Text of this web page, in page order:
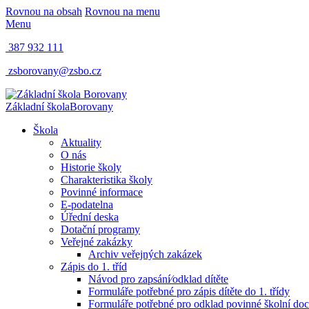
Rovnou na obsah Rovnou na menu
Menu
387 932 111
zsborovany@zsbo.cz
Základní školaBorovany
Škola
Aktuality
O nás
Historie školy
Charakteristika školy
Povinné informace
E-podatelna
Úřední deska
Dotační programy
Veřejné zakázky
Archiv veřejných zakázek
Zápis do 1. tříd
Návod pro zapsání⁄odklad dítěte
Formuláře potřebné pro zápis dítěte do 1. třídy
Formuláře potřebné pro odklad povinné školní